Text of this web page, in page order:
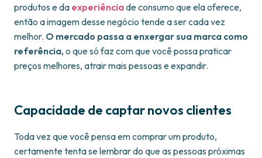
produtos e da experiênciade consumo que ela oferece,
então a imagem desse negócio tende a ser cada vez
melhor. O mercado passa a enxergar sua marca como
referência, o que só faz com que você possa praticar
preços melhores, atrair mais pessoas e expandir.
Capacidade de captar novos clientes
Toda vez que você pensa em comprar um produto,
certamente tenta se lembrar do que as pessoas próximas